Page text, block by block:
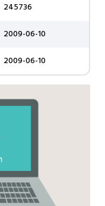
245736
2009-06-10
2009-06-10